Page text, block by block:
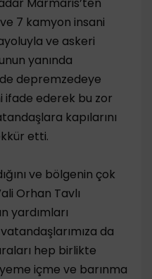
7 kamyon insani
ve askeri
yanında
depremzedeye
ifade ederek bu zor
kapılarını
etti.
ve bölgenin çok
Orhan Tavlı
yardımları
da
hep birlikte
içme ve barınma